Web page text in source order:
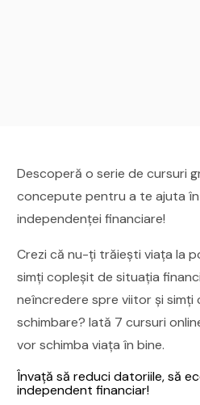
Descoperă o serie de cursuri
concepute pentru a te ajuta
independenței financiare!
Crezi că nu-ți trăiești viața la
simți copleșit de situația
neîncredere spre viitor și simți
schimbare? Iată 7 cursuri
vor schimba viața în bine.
Învață să reduci datoriile, să
independent financiar!